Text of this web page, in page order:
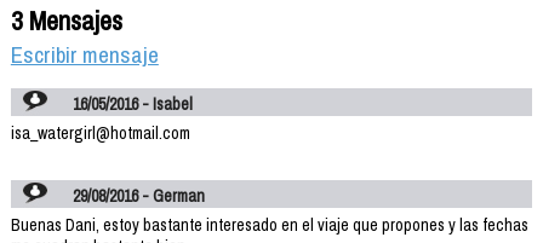
3 Mensajes
Escribir mensaje
16/05/2016 - Isabel
isa_watergirl@hotmail.com
29/08/2016 - German
Buenas Dani, estoy bastante interesado en el viaje que propones y las fechas